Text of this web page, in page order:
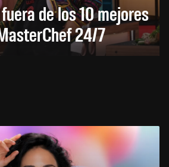
de los 10 mejores
24/7